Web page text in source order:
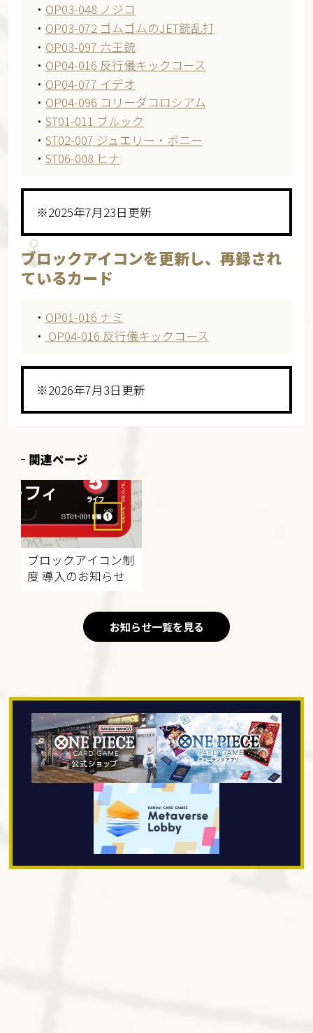
・ OP03-048 ノジコ
・ OP03-072 ゴムゴムのJET銃乱打
・ OP03-097 六王銃
・ OP04-016 反行儀キックコース
・ OP04-077 イデオ
・ OP04-096 コリーダコロシアム
・ ST01-011 ブルック
・ ST02-007 ジュエリー・ボニー
・ ST06-008 ヒナ
※2025年7月23日更新
ブロックアイコンを更新し、再録され
ているカード
・ OP01-016 ナミ
・ OP04-016 反行儀キックコース
※2026年7月3日更新
関連ページ
ブロックアイコン制
度 導入のお知らせ
お知らせ一覧を見る